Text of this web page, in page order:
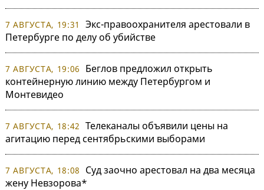
7 АВГУСТА, 19:31
Экс-правоохранителя арестовали в
Петербурге по делу об убийстве
7 АВГУСТА, 19:06
Беглов предложил открыть
контейнерную линию между Петербургом и
Монтевидео
7 АВГУСТА, 18:42 Телеканалы объявили цены на
агитацию перед сентябрьскими выборами
7 АВГУСТА, 18:08
Суд заочно арестовал на два месяца
жену Невзорова*